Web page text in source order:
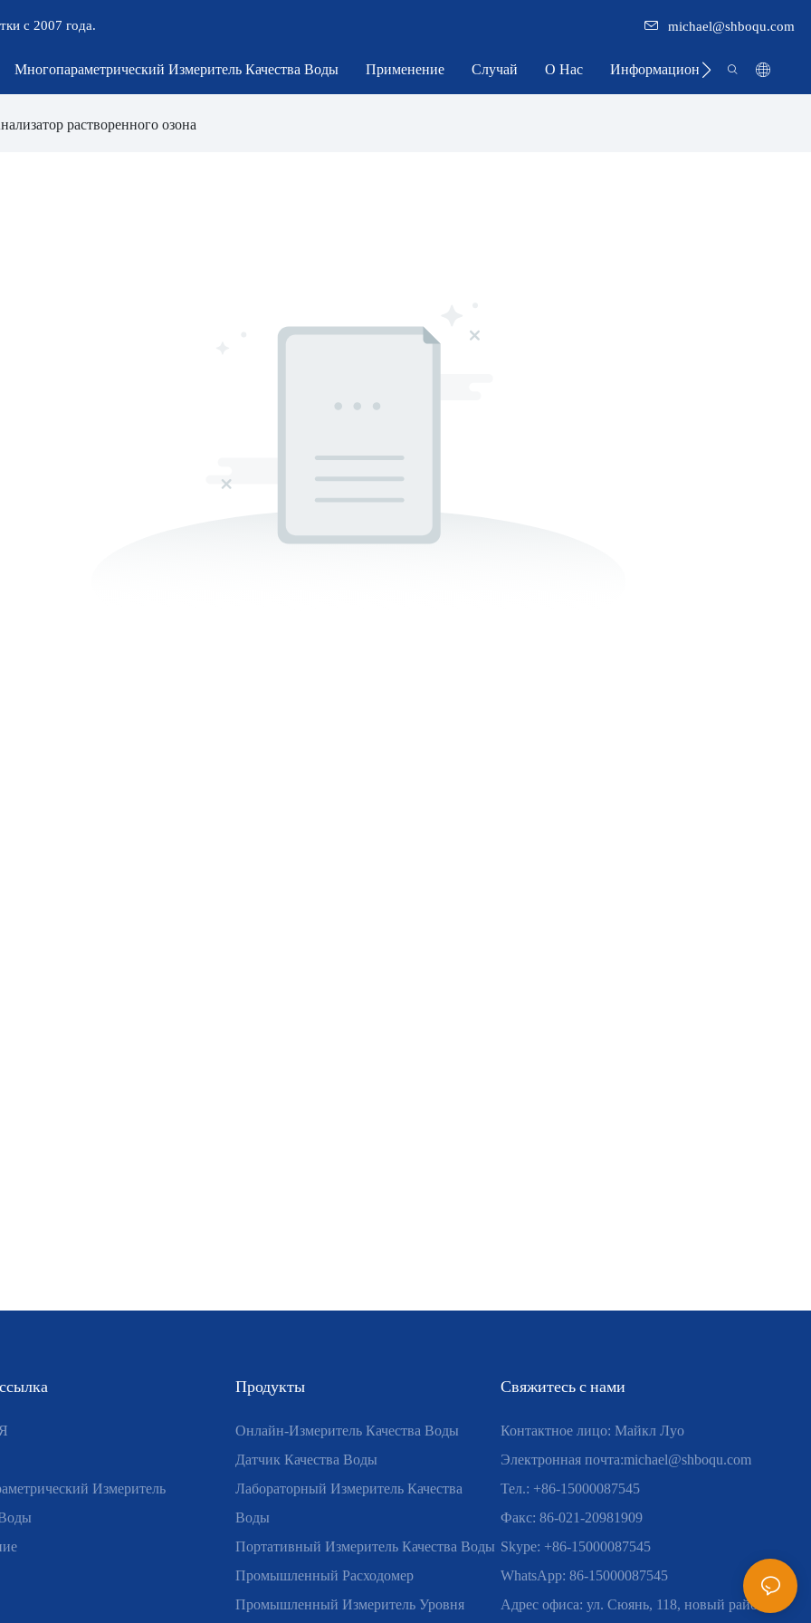
с 2007 года. michael@shboqu.com
Многопараметрический Измеритель Качества Воды Применение Случай О Нас Информационный Центр
растворенного озона
Измеритель
Продукты
Онлайн-Измеритель Качества Воды
Датчик Качества Воды
Лабораторный Измеритель Качества
Воды
Портативный Измеритель Качества Воды
Промышленный Расходомер
Промышленный Измеритель Уровня
Свяжитесь с нами
Контактное лицо: Майкл Луо
Электронная почта:michael@shboqu.com
Тел.: +86-15000087545
Факс: 86-021-20981909
Skype: +86-15000087545
WhatsApp: 86-15000087545
Адрес офиса: ул. Сюянь, 118, новый район